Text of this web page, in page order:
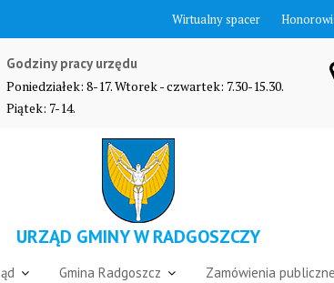
Wirtualny spacer
Godziny pracy urzędu
Poniedziałek: 8-17. Wtorek - czwartek: 7.30-15.30.
Piątek: 7-14.
URZĄD GMINY W RADGOSZCZY
Gmina Radgoszcz Zamówienia publiczne